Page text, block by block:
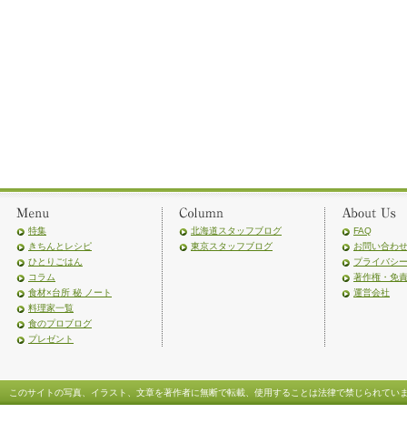
特集
きちんとレシピ
ひとりごはん
コラム
食材×台所 秘 ノート
料理家一覧
食のプロブログ
プレゼント
北海道スタッフブログ
東京スタッフブログ
FAQ
お問い合わせ
プライバシ
著作権・免
運営会社
このサイトの写真、イラスト、文章を著作者に無断で転載、使用することは法律で禁じられてい